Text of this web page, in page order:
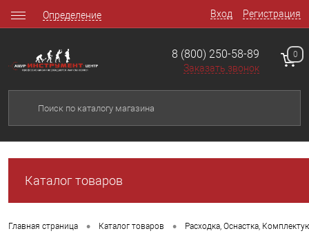
Вход Регистрация
Определение
8 (800) 250-58-89
Заказать звонок
0
Каталог товаров
Главная страница • Каталог товаров • Расходка, Оснастка,